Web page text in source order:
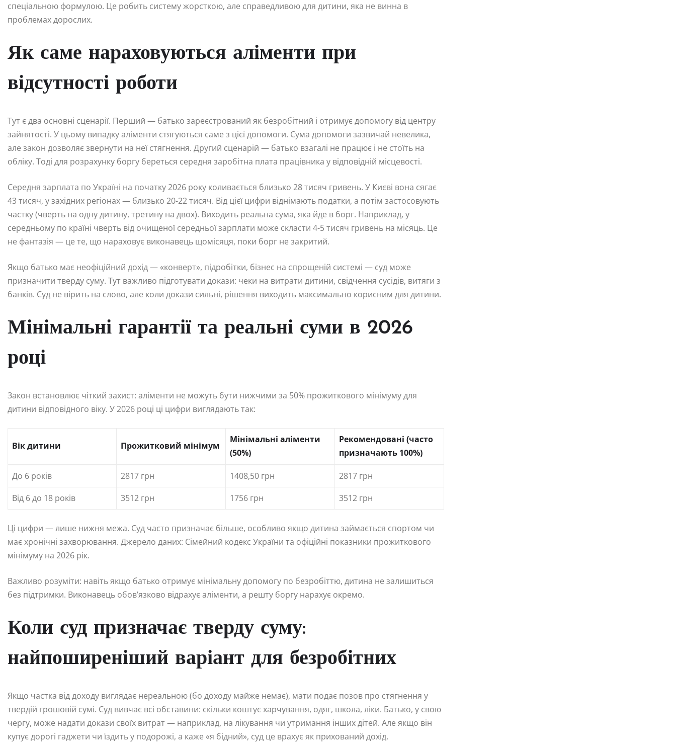
спеціальною формулою. Це робить систему жорсткою, але справедливою для дитини, яка не винна в
проблемах дорослих.
Як саме нараховуються аліменти при
відсутності роботи
Тут є два основні сценарії. Перший — батько зареєстрований як безробітний і отримує допомогу від центру
зайнятості. У цьому випадку аліменти стягуються саме з цієї допомоги. Сума допомоги зазвичай невелика,
але закон дозволяє звернути на неї стягнення. Другий сценарій — батько взагалі не працює і не стоїть на
обліку. Тоді для розрахунку боргу береться середня заробітна плата працівника у відповідній місцевості.
Середня зарплата по Україні на початку 2026 року коливається близько 28 тисяч гривень. У Києві вона сягає
43 тисяч, у західних регіонах — близько 20-22 тисяч. Від цієї цифри віднімають податки, а потім застосовують
частку (чверть на одну дитину, третину на двох). Виходить реальна сума, яка йде в борг. Наприклад, у
середньому по країні чверть від очищеної середньої зарплати може скласти 4-5 тисяч гривень на місяць. Це
не фантазія — це те, що нараховує виконавець щомісяця, поки борг не закритий.
Якщо батько має неофіційний дохід — «конверт», підробітки, бізнес на спрощеній системі — суд може
призначити тверду суму. Тут важливо підготувати докази: чеки на витрати дитини, свідчення сусідів, витяги з
банків. Суд не вірить на слово, але коли докази сильні, рішення виходить максимально корисним для дитини.
Мінімальні гарантії та реальні суми в 2026
році
Закон встановлює чіткий захист: аліменти не можуть бути нижчими за 50% прожиткового мінімуму для
дитини відповідного віку. У 2026 році ці цифри виглядають так:
Вік дитини Прожитковий мінімум
Мінімальні аліменти
(50%)
Рекомендовані (часто
призначають 100%)
До 6 років 2817 грн 1408,50 грн
2817 грн
Від 6 до 18 років
3512 грн 1756 грн 3512 грн
Ці цифри — лише нижня межа. Суд часто призначає більше, особливо якщо дитина займається спортом чи
має хронічні захворювання. Джерело даних: Сімейний кодекс України та офіційні показники прожиткового
мінімуму на 2026 рік.
Важливо розуміти: навіть якщо батько отримує мінімальну допомогу по безробіттю, дитина не залишиться
без підтримки. Виконавець обов’язково відрахує аліменти, а решту боргу нарахує окремо.
Коли суд призначає тверду суму:
найпоширеніший варіант для безробітних
Якщо частка від доходу виглядає нереальною (бо доходу майже немає), мати подає позов про стягнення у
твердій грошовій сумі. Суд вивчає всі обставини: скільки коштує харчування, одяг, школа, ліки. Батько, у свою
чергу, може надати докази своїх витрат — наприклад, на лікування чи утримання інших дітей. Але якщо він
купує дорогі гаджети чи їздить у подорожі, а каже «я бідний», суд це врахує як прихований дохід.